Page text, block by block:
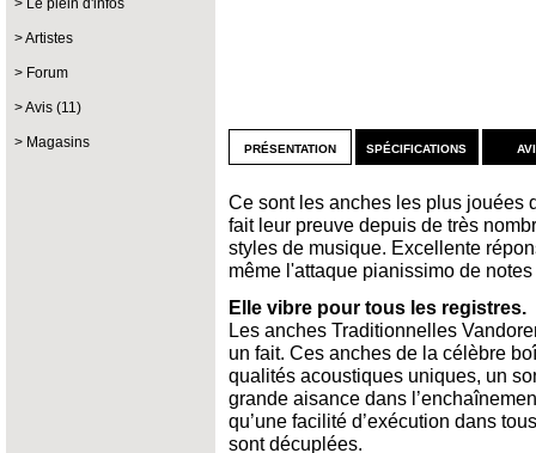
Le plein d'infos
Artistes
Forum
Avis (11)
Magasins présentation
Ce sont les anches les plus jouées
fait leur preuve depuis de très
styles de musique. Excellente
même l'attaque pianissimo de
Elle vibre pour tous les registres.
Les anches Traditionnelles
un fait. Ces anches de la célèbre
qualités acoustiques uniques, un
grande aisance dans
qu’une facilité d’exécution dans
sont décuplées.
spécifications